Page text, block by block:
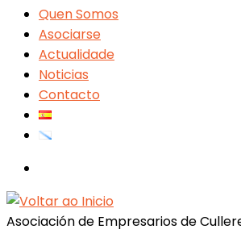
Quen Somos
Asociarse
Actualidade
Noticias
Contacto
Asociación de Empresarios de